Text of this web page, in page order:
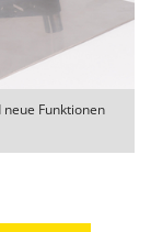
Funktionen